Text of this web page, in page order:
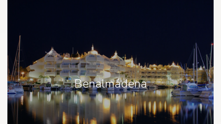
Benalmádena